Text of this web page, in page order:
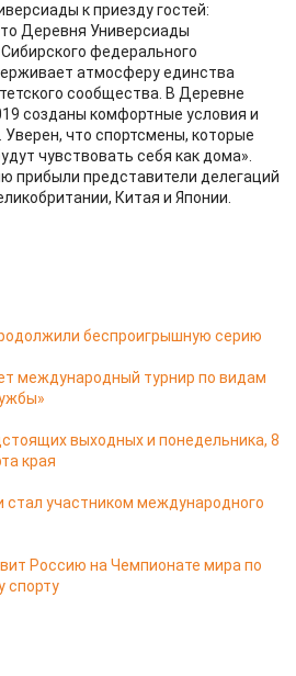
к приезду гостей:
Деревня Универсиады
федерального
атмосферу единства
сообщества. В Деревне
созданы комфортные условия и
что спортсмены, которые
чувствовать себя как дома».
прибыли представители делегаций
Китая и Японии.
беспроигрышную серию
международный турнир по видам
выходных и понедельника, 8
края
участником международного
Россию на Чемпионате мира по
спорту